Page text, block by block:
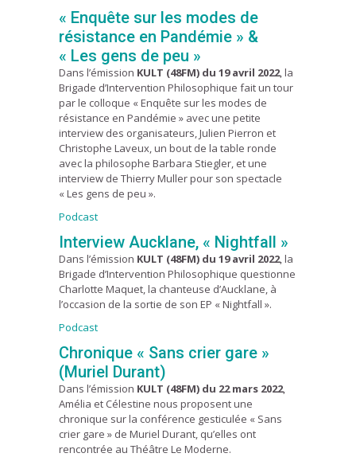
« Enquête sur les modes de
résistance en Pandémie » &
« Les gens de peu »
Dans l’émission KULT (48FM) du 19 avril 2022, la
Brigade d’Intervention Philosophique fait un tour
par le colloque « Enquête sur les modes de
résistance en Pandémie » avec une petite
interview des organisateurs, Julien Pierron et
Christophe Laveux, un bout de la table ronde
avec la philosophe Barbara Stiegler, et une
interview de Thierry Muller pour son spectacle
« Les gens de peu ».
Podcast
Interview Aucklane, « Nightfall »
Dans l’émission KULT (48FM) du 19 avril 2022, la
Brigade d’Intervention Philosophique questionne
Charlotte Maquet, la chanteuse d’Aucklane, à
l’occasion de la sortie de son EP « Nightfall ».
Podcast
Chronique « Sans crier gare »
(Muriel Durant)
Dans l’émission KULT (48FM) du 22 mars 2022,
Amélia et Célestine nous proposent une
chronique sur la conférence gesticulée « Sans
crier gare » de Muriel Durant, qu’elles ont
rencontrée au Théâtre Le Moderne.